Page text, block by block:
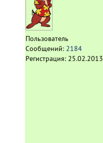
Пользователь
Сообщений: 2184
Регистрация: 25.02.2013